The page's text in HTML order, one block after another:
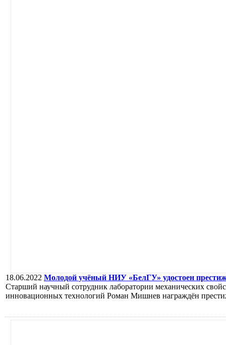
18.06.2022 Молодой учёный НИУ «БелГУ» удостоен
Старший научный сотрудник лаборатории механических
инновационных технологий Роман Мишнев награждён